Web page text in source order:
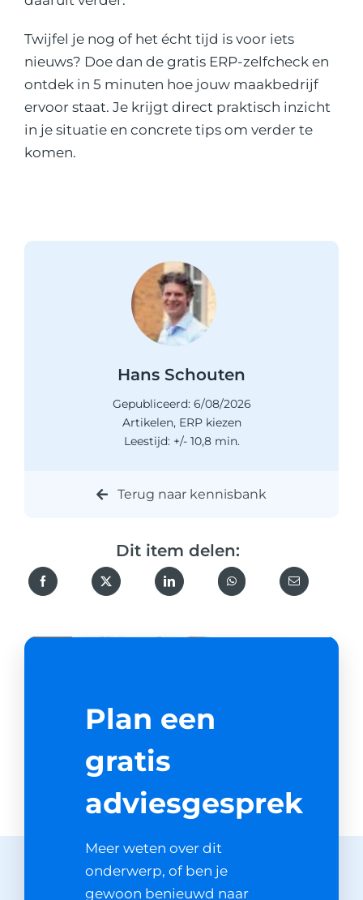
Twijfel je nog of het écht tijd is voor iets
nieuws? Doe dan de gratis ERP-zelfchecken
ontdek in 5 minuten hoe jouw maakbedrijf
ervoor staat. Je krijgt direct praktisch inzicht
in je situatie en concrete tips om verder te
komen.
Hans Schouten
Gepubliceerd: 6/08/2026
Artikelen, ERP kiezen
Leestijd: +/- 10,8 min.
Terug naar kennisbank
Dit item delen:
Plan een
gratis
adviesgesprek
Meer weten over dit
onderwerp, of ben je
gewoon benieuwd naar